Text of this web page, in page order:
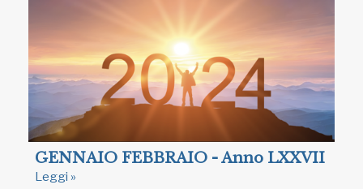
GENNAIO FEBBRAIO - Anno LXXVII
Leggi »